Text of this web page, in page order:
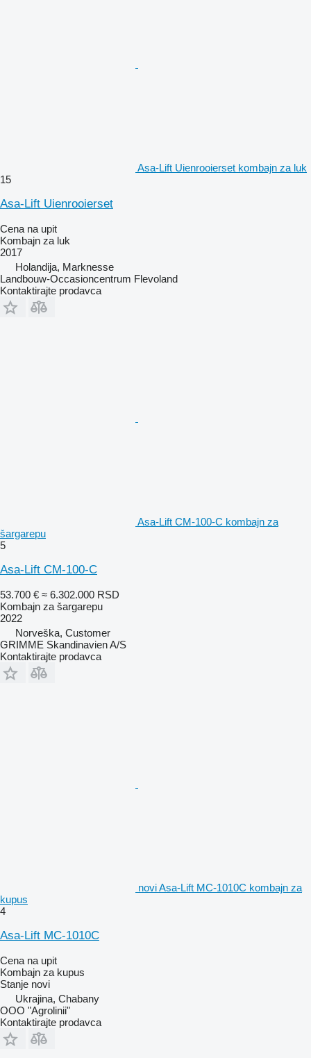
Asa-Lift Uienrooierset kombajn za luk
15
Asa-Lift Uienrooierset
Cena na upit
Kombajn za luk
2017
Holandija, Marknesse
Landbouw-Occasioncentrum Flevoland
Kontaktirajte prodavca
Asa-Lift CM-100-C kombajn za
šargarepu
5
Asa-Lift CM-100-C
53.700 € ≈ 6.302.000 RSD
Kombajn za šargarepu
2022
Norveška, Customer
GRIMME Skandinavien A/S
Kontaktirajte prodavca
novi Asa-Lift MC-1010C kombajn za
kupus
4
Asa-Lift MC-1010C
Cena na upit
Kombajn za kupus
Stanje novi
Ukrajina, Chabany
OOO "Agrolinii"
Kontaktirajte prodavca